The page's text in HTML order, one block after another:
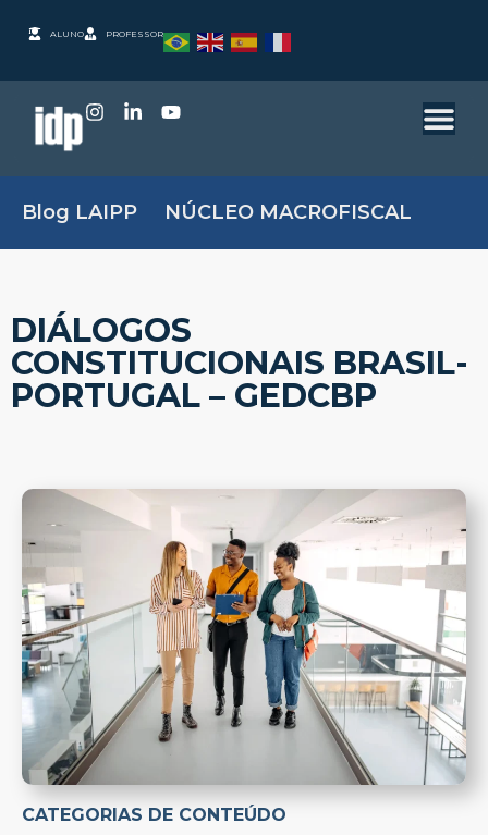
ALUNO PROFESSOR
Blog LAIPP NÚCLEO MACROFISCAL
DIÁLOGOS
CONSTITUCIONAIS BRASIL-
PORTUGAL – GEDCBP
CATEGORIAS DE CONTEÚDO